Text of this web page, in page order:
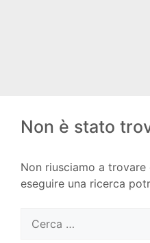
Non è stato
Non riusciamo a
eseguire una ricerca
per: